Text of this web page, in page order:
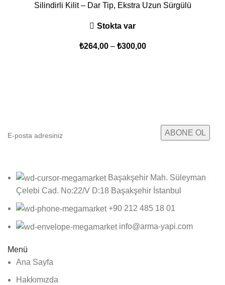
Silindirli Kilit – Dar Tip, Ekstra Uzun Sürgülü
Stokta var
₺264,00– ₺300,00
Başakşehir Mah. Süleyman
Çelebi Cad. No:22/V D:18 Başakşehir İstanbul
+90 212 485 18 01
info@arma-yapi.com
Menü
Ana Sayfa
Hakkımızda